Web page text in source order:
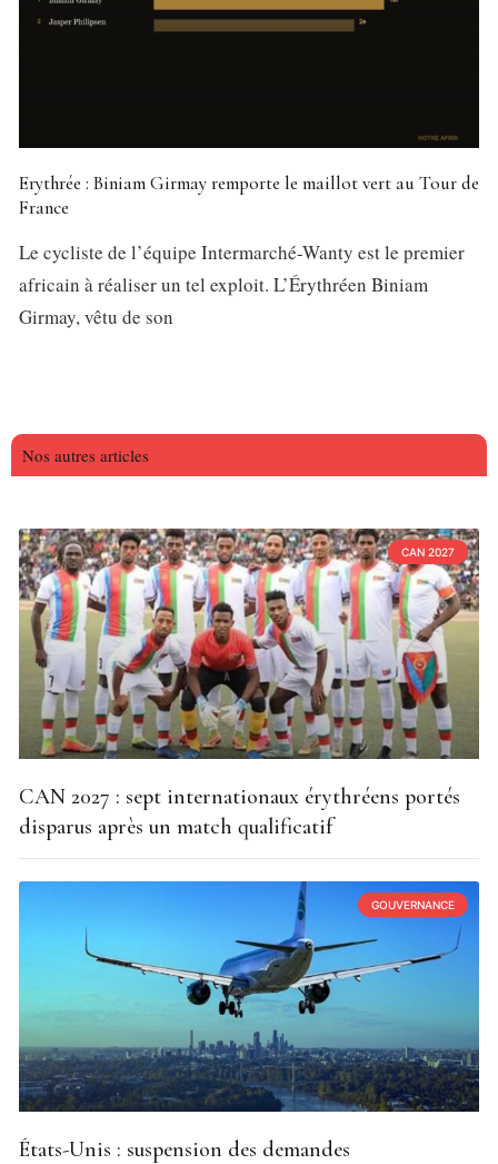
Erythrée : Biniam Girmay remporte le maillot vert au Tour de
France
Le cycliste de l’équipe Intermarché-Wanty est le premier
africain à réaliser un tel exploit. L’Érythréen Biniam
Girmay, vêtu de son
Nos autres articles
CAN 2027
CAN 2027 : sept internationaux érythréens portés
disparus après un match qualificatif
GOUVERNANCE
États-Unis : suspension des demandes